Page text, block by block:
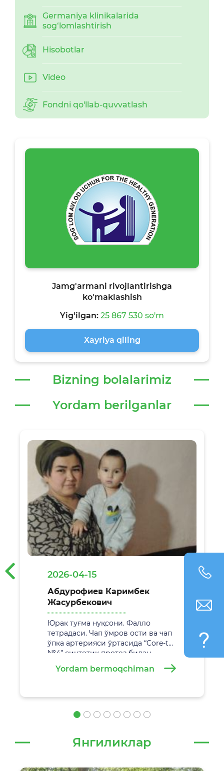
Germaniya klinikalarida
sog‘lomlashtirish
Hisobotlar
Video
Fondni qo'llab-quvvatlash
Jamg'armani rivojlantirishga
ko'maklashish
Yig'ilgan: 25 867 530 so'm
Xayriya qiling
Bizning bolalarimiz
Yordam berilganlar
2026-04-15
Абдурофиев Каримбек
Жасурбекович
Юрак туғма нуқсони. Фалло
тетрадаси. Чап ўмров ости ва чап
ўпка артерияси ўртасида “Core-tax
№4” синтетик протез билан
анастамоз қўйиш. Жаррохлик
амалиёти 29.02.2026 йилда
оширилди.
Yordam bermoqchiman
‹
Янгиликлар